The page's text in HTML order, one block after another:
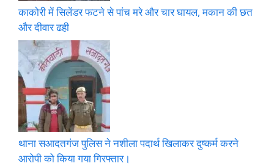
काकोरी में सिलेंडर फटने से पांच मरे और चार घायल, मकान की छत
और दीवार ढही
थाना सआदतगंज पुलिस ने नशीला पदार्थ खिलाकर दुष्कर्म करने
आरोपी को किया गया गिरफ्तार।